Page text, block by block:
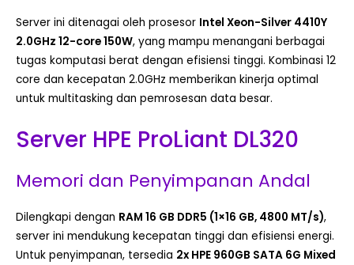
Server ini ditenagai oleh prosesor Intel Xeon-Silver 4410Y
2.0GHz 12-core 150W, yang mampu menangani berbagai
tugas komputasi berat dengan efisiensi tinggi. Kombinasi 12
core dan kecepatan 2.0GHz memberikan kinerja optimal
untuk multitasking dan pemrosesan data besar.
Server HPE ProLiant DL320
Memori dan Penyimpanan Andal
Dilengkapi dengan RAM 16 GB DDR5 (1×16 GB, 4800 MT/s),
server ini mendukung kecepatan tinggi dan efisiensi energi.
Untuk penyimpanan, tersedia 2x HPE 960GB SATA 6G Mixed